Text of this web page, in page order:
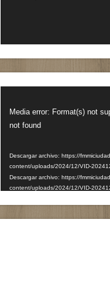
de
vídeo
Media error: Format(s) not
not found
Descargar archivo: https://
content/uploads/2024/12/VID-
Descargar archivo: https://
content/uploads/2024/12/VID-